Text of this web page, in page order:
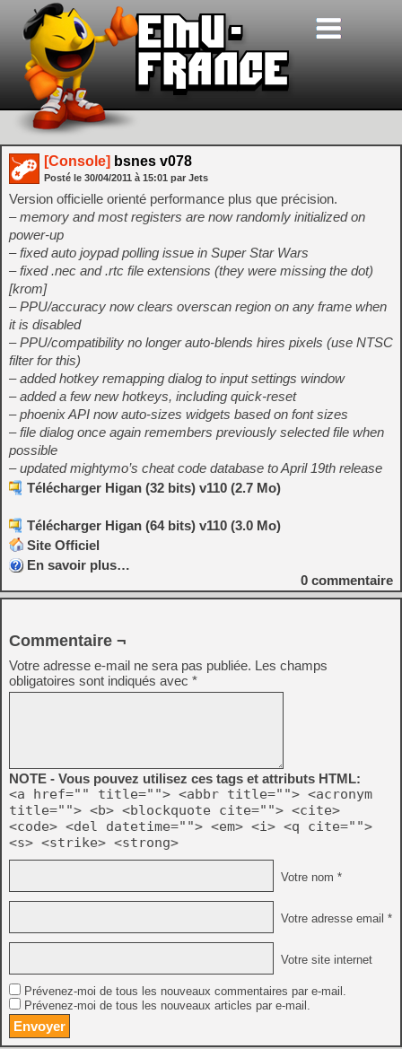
[Console] bsnes v078
Posté le 30/04/2011 à 15:01 par Jets
Version officielle orienté performance plus que précision.
– memory and most registers are now randomly initialized on
power-up
– fixed auto joypad polling issue in Super Star Wars
– fixed .nec and .rtc file extensions (they were missing the dot)
[krom]
– PPU/accuracy now clears overscan region on any frame when
it is disabled
– PPU/compatibility no longer auto-blends hires pixels (use NTSC
filter for this)
– added hotkey remapping dialog to input settings window
– added a few new hotkeys, including quick-reset
– phoenix API now auto-sizes widgets based on font sizes
– file dialog once again remembers previously selected file when
possible
– updated mightymo’s cheat code database to April 19th release
Télécharger Higan (32 bits) v110 (2.7 Mo)
Télécharger Higan (64 bits) v110 (3.0 Mo)
Site Officiel
En savoir plus…
0 commentaire
Commentaire ¬
Votre adresse e-mail ne sera pas publiée. Les champs
obligatoires sont indiqués avec *
NOTE - Vous pouvez utilisez ces tags et attributs HTML:
<a href="" title=""> <abbr title=""> <acronym
title=""> <b> <blockquote cite=""> <cite>
<code> <del datetime=""> <em> <i> <q cite="">
<s> <strike> <strong>
Votre nom *
Votre adresse email *
Votre site internet
Prévenez-moi de tous les nouveaux commentaires par e-mail.
Prévenez-moi de tous les nouveaux articles par e-mail.